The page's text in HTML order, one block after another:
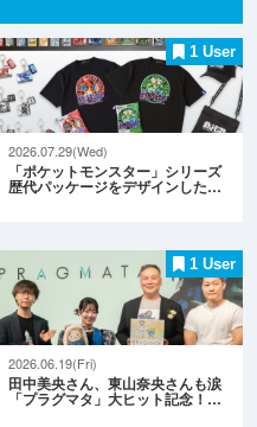
1 User
2026.07.29(Wed)
「ポケットモンスター」シリーズ
歴代パッケージをデザインした…
1 User
2026.06.19(Fri)
田中美央さん、東山奈央さんも涙
「プラグマタ」大ヒット記念！…